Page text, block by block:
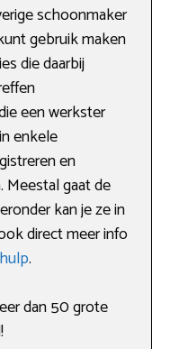
schoonmaker
gebruik maken
die daarbij
een werkster
enkele
en
Meestal gaat de
kan je ze in
direct meer info
.
dan 50 grote